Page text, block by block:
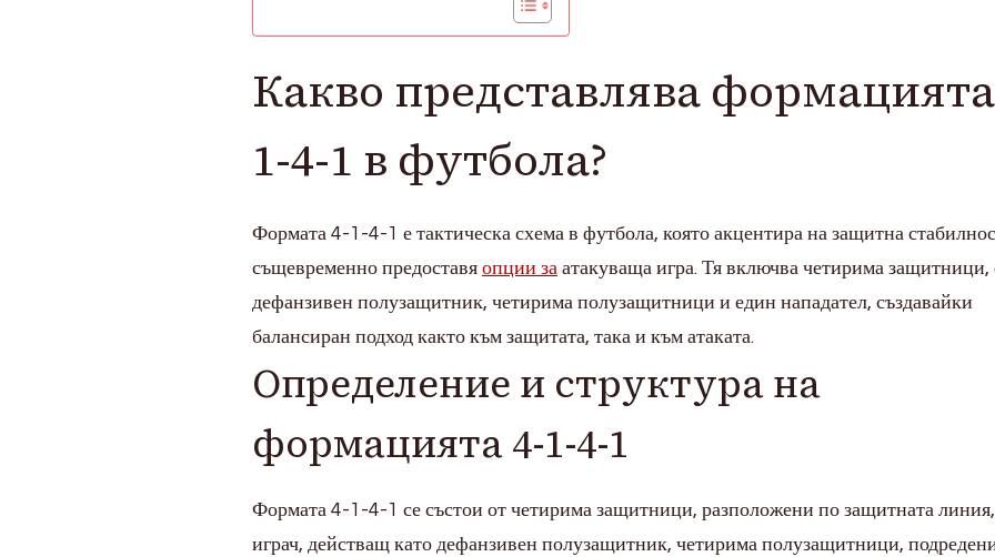
атакуващия
Какво представлява
1-4-1 в футбола?
Формата 4-1-4-1 е тактическа схема в футбола, която акцентира на защитна
същевременно предоставя опции за атакуваща игра. Тя включва четирима защитници,
дефанзивен полузащитник, четирима полузащитници и един нападател, създавайки
балансиран подход както към защитата, така и към атаката.
Определение и структура на
формацията 4-1-4-1
Формата 4-1-4-1 се състои от четирима защитници, разположени по защитната
играч, действащ като дефанзивен полузащитник, четирима полузащитници,